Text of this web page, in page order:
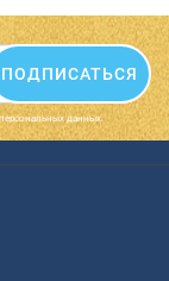
ПОДПИСАТЬСЯ
данных.